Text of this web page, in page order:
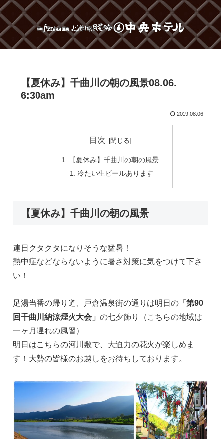
【夏休み】千曲川の朝の風景08.06.
6:30am
2019.08.06
目次
【夏休み】千曲川の朝の風景
冷たい生ビールあります
【夏休み】千曲川の朝の風景
連日クタクタになりそうな猛暑！
熱中症などならないように暑さ対策に気をつけて下さ
い！
足湯当番の帰り道、戸倉温泉街の通りは明日の 「第90
回千曲川納涼煙火大会」 の七夕飾り（こちらの地域は
一ヶ月遅れの風習）
明日はこちらの河川敷で、大迫力の花火が楽しめま
す！大勢の皆様のお越しをお待ちしております。